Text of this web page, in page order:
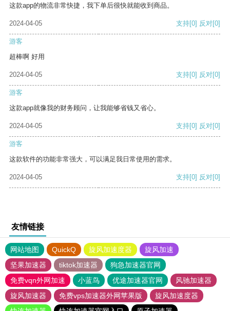
这款app的物流非常快捷，我下单后很快就能收到商品。
2024-04-05 支持[0] 反对[0]
游客
超棒啊 好用
2024-04-05 支持[0] 反对[0]
游客
这款app就像我的财务顾问，让我能够省钱又省心。
2024-04-05 支持[0] 反对[0]
游客
这款软件的功能非常强大，可以满足我日常使用的需求。
2024-04-05 支持[0] 反对[0]
友情链接
网站地图 QuickQ 旋风加速度器
旋风加速
坚果加速器
tiktok加速器
狗急加速器官网
免费vqn外网加速
小蓝鸟 优途加速器官网
风驰加速器
旋风加速器
免费vps加速器外网苹果版
旋风加速度器